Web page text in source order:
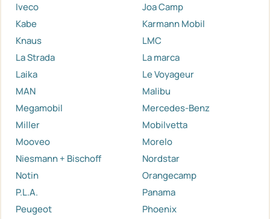
Iveco
Joa Camp
Kabe
Karmann Mobil
Knaus
LMC
La Strada
La marca
Laika
Le Voyageur
MAN
Malibu
Megamobil
Mercedes-Benz
Miller
Mobilvetta
Mooveo
Morelo
Niesmann + Bischoff
Nordstar
Notin
Orangecamp
P.L.A.
Panama
Peugeot
Phoenix